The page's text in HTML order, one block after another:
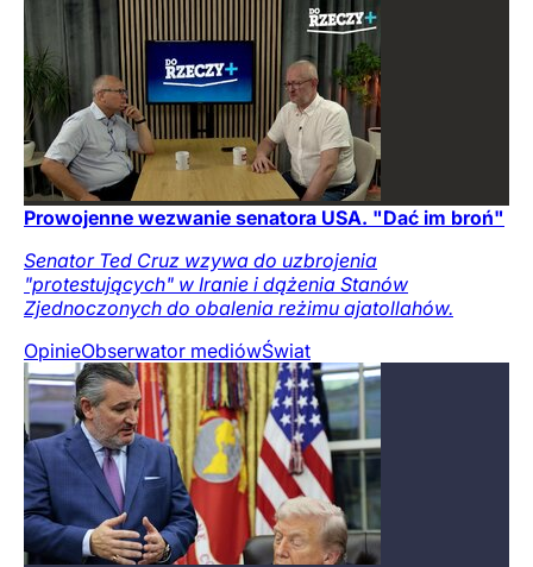
Prowojenne wezwanie senatora USA. "Dać im broń"
Senator Ted Cruz wzywa do uzbrojenia
"protestujących" w Iranie i dążenia Stanów
Zjednoczonych do obalenia reżimu ajatollahów.
OpinieObserwator mediówŚwiat